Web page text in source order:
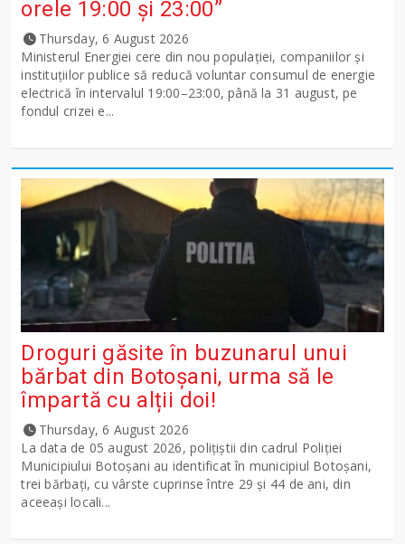
orele 19:00 și 23:00”
Thursday, 6 August 2026
Ministerul Energiei cere din nou populației, companiilor și
instituțiilor publice să reducă voluntar consumul de energie
electrică în intervalul 19:00–23:00, până la 31 august, pe
fondul crizei e...
Droguri găsite în buzunarul unui
bărbat din Botoșani, urma să le
împartă cu alții doi!
Thursday, 6 August 2026
La data de 05 august 2026, polițiștii din cadrul Poliției
Municipiului Botoșani au identificat în municipiul Botoșani,
trei bărbați, cu vârste cuprinse între 29 și 44 de ani, din
aceeași locali...